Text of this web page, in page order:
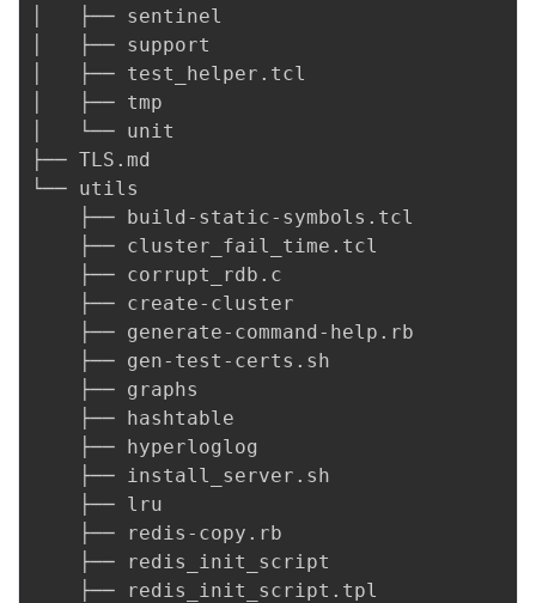
│   ├── sentinel
│   ├── support
│   ├── test_helper.tcl
│   ├── tmp
│   └── unit
├── TLS.md
└── utils
    ├── build-static-symbols.tcl
    ├── cluster_fail_time.tcl
    ├── corrupt_rdb.c
    ├── create-cluster
    ├── generate-command-help.rb
    ├── gen-test-certs.sh
    ├── graphs
    ├── hashtable
    ├── hyperloglog
    ├── install_server.sh
    ├── lru
    ├── redis-copy.rb
    ├── redis_init_script
    ├── redis_init_script.tpl